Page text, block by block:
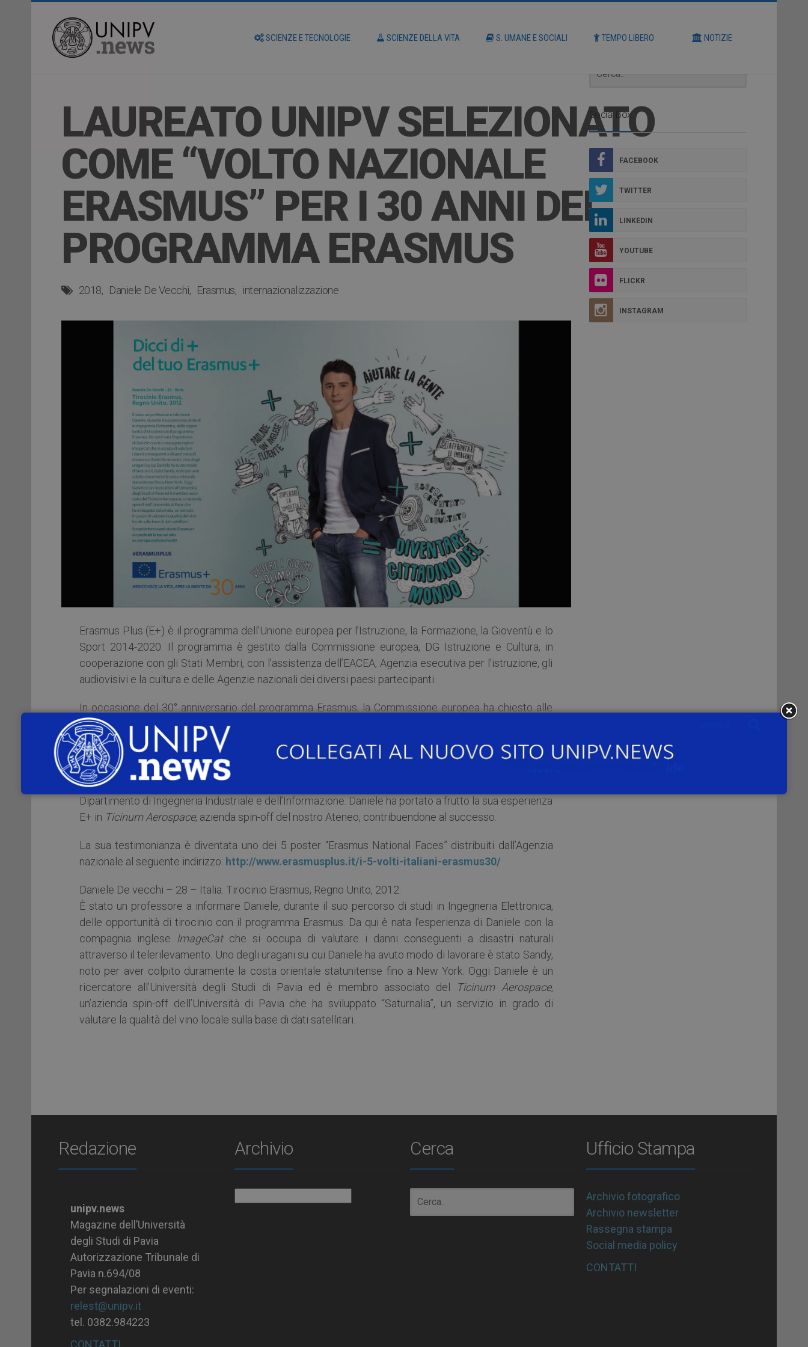
SCIENZE E TECNOLOGIE SCIENZE DELLA VITA S. UMANE E SOCIALI TEMPO LIBERO NOTIZIE
LAUREATO UNIPV SELEZIONATO
COME “VOLTO NAZIONALE
ERASMUS” PER I 30 ANNI DEL
PROGRAMMA ERASMUS
2018 Daniele De Vecchi Erasmus internazionalizzazione
Erasmus Plus (E+) è il programma dell’Unione europea per l’Istruzione, la Formazione, la Gioventù e lo
Sport 2014-2020. Il programma è gestito dalla Commissione europea, DG Istruzione e Cultura, in
cooperazione con gli Stati Membri, con l’assistenza dell’EACEA, Agenzia esecutiva per l’istruzione, gli
audiovisivi e la cultura e delle Agenzie nazionali dei diversi paesi partecipanti.
In occasione del 30° anniversario del programma Erasmus, la Commissione europea ha chiesto alle
agenzie nazionali di individuare alcuni testimoni nazionali che avessero una storia Erasmus Plus
particolarmente significativa da raccontare.
Tra i 5 testimoni scelti per l’Italia vi è l’ing.
successivamente dottorando presso il Laboratorio di Telecomunicazioni e Telerilevamento del
Dipartimento di Ingegneria Industriale e dell’Informazione. Daniele ha portato a frutto la sua esperienza
E+ in Ticinum Aerospace, azienda spin-off del nostro Ateneo, contribuendone al successo.
La sua testimonianza è diventata uno dei 5 poster “Erasmus National Faces” distribuiti dall’Agenzia
nazionale al seguente indirizzo: http://www.erasmusplus.it/i-5-volti-italiani-erasmus30/
Daniele De vecchi – 28 – Italia. Tirocinio Erasmus, Regno Unito, 2012.
È stato un professore a informare Daniele, durante il suo percorso di studi in Ingegneria Elettronica,
delle opportunità di tirocinio con il programma Erasmus. Da qui è nata l’esperienza di Daniele con la
compagnia inglese lmageCatche si occupa di valutare i danni conseguenti a disastri naturali
attraverso il telerilevamento. Uno degli uragani su cui Daniele ha avuto modo di lavorare è stato Sandy,
noto per aver colpito duramente la costa orientale statunitense fino a New York. Oggi Daniele è un
ricercatore all’Università degli Studi di Pavia ed è membro associato del
Ticinum Aerospace,
un’azienda spin-off dell’Università di Pavia che ha sviluppato “Saturnalia”, un servizio in grado di
valutare la qualità del vino locale sulla base di dati satellitari.
Social Box
FACEBOOK
TWITTER
LINKEDIN
YOUTUBE
FLICKR
INSTAGRAM
Redazione
unipv.news
Magazine dell’Università
degli Studi di Pavia
Autorizzazione Tribunale di
Pavia n.694/08
Per segnalazioni di eventi:
relest@unipv.it
tel. 0382.984223
CONTATTI
Archivio Cerca Ufficio Stampa
Archivio fotografico
Archivio newsletter
Rassegna stampa
Social media policy
CONTATTI